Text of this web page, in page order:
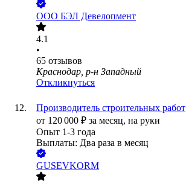
ООО БЭЛ Девелопмент
4.1
•
65 отзывов
Краснодар, р-н Западный
Откликнуться
Производитель строительных работ
от 120 000 ₽ за месяц, на руки
Опыт 1-3 года
Выплаты: Два раза в месяц
GUSEVKORM